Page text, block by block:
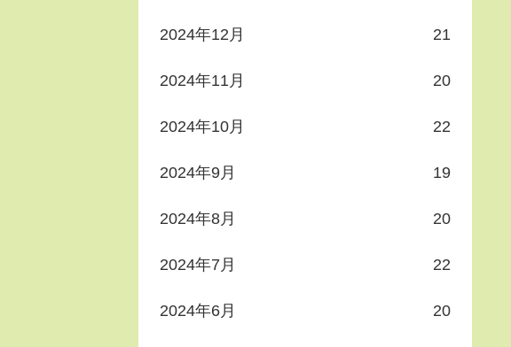
2024年12月 21
2024年11月 20
2024年10月 22
2024年9月 19
2024年8月 20
2024年7月 22
2024年6月 20